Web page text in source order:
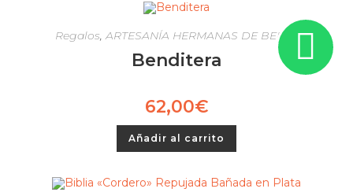
Regalos ARTESANÍA HERMANAS DE BELÉN
Benditera
62,00€
Añadir al carrito